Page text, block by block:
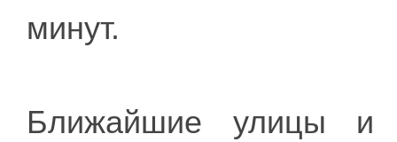
минут.
Ближайшие улицы и